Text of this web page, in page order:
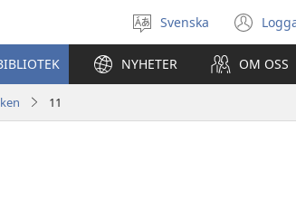
Välj
språk
Svenska
NYHETER OM OSS
11